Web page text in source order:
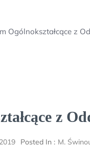
Ogólnokształcące z
z
Posted In : M.